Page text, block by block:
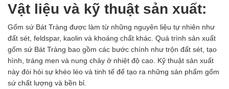
Vật liệu và kỹ thuật sản xuất:
Gốm sứ Bát Tràng được làm từ những nguyên liệu tự nhiên như
đất sét, feldspar, kaolin và khoáng chất khác. Quá trình sản xuất
gốm sứ Bát Tràng bao gồm các bước chính như trộn đất sét, tạo
hình, tráng men và nung chảy ở nhiệt độ cao. Kỹ thuật sản xuất
này đòi hỏi sự khéo léo và tinh tế để tạo ra những sản phẩm gốm
sứ chất lượng và bền bỉ.